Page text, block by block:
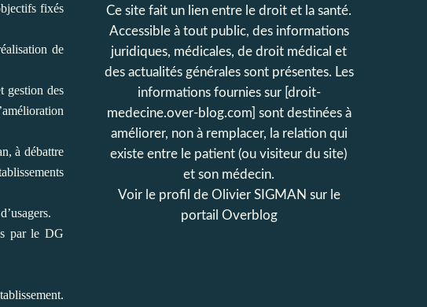
fixés
de
gestion des
à débattre
par le DG
Ce site fait un lien entre le droit et la santé.
Accessible à tout public, des informations
juridiques, médicales, de droit médical et
des actualités générales sont présentes. Les
informations fournies sur [droit-
medecine.over-blog.com] sont destinées à
améliorer, non à remplacer, la relation qui
existe entre le patient (ou visiteur du site)
et son médecin.
Voir le profil de Olivier SIGMAN sur le
portail Overblog